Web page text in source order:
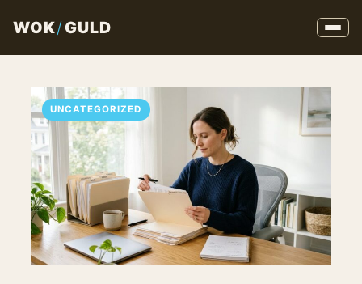
WOK/ GULD
UNCATEGORIZED